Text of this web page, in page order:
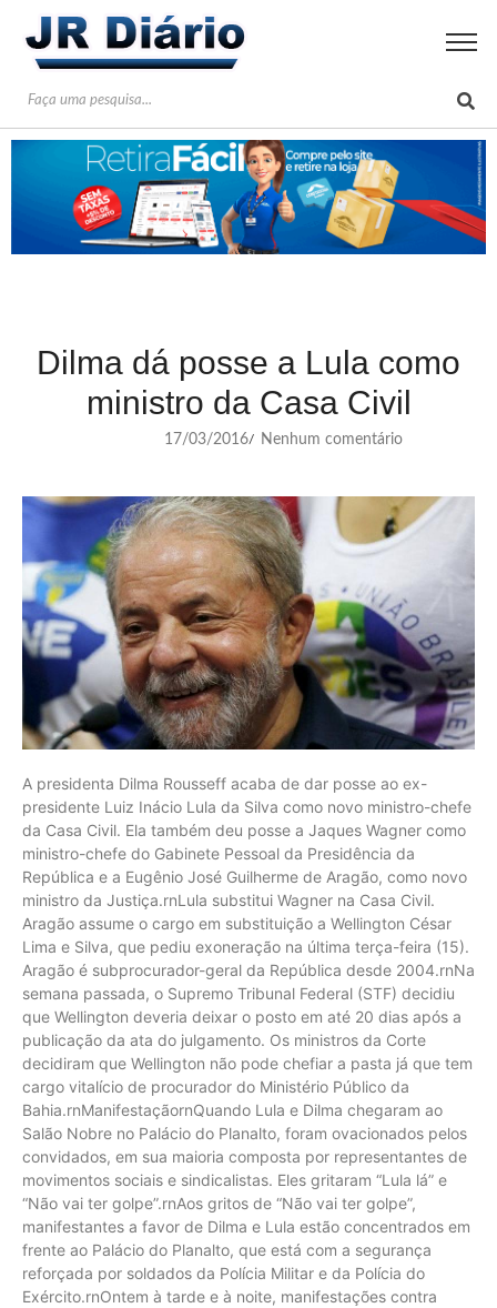
Dilma dá posse a Lula como
ministro da Casa Civil
17/03/2016/ Nenhum comentário
A presidenta Dilma Rousseff acaba de dar posse ao ex-
presidente Luiz Inácio Lula da Silva como novo ministro-chefe
da Casa Civil. Ela também deu posse a Jaques Wagner como
ministro-chefe do Gabinete Pessoal da Presidência da
República e a Eugênio José Guilherme de Aragão, como novo
ministro da Justiça.rnLula substitui Wagner na Casa Civil.
Aragão assume o cargo em substituição a Wellington César
Lima e Silva, que pediu exoneração na última terça-feira (15).
Aragão é subprocurador-geral da República desde 2004.rnNa
semana passada, o Supremo Tribunal Federal (STF) decidiu
que Wellington deveria deixar o posto em até 20 dias após a
publicação da ata do julgamento. Os ministros da Corte
decidiram que Wellington não pode chefiar a pasta já que tem
cargo vitalício de procurador do Ministério Público da
Bahia.rnManifestaçãornQuando Lula e Dilma chegaram ao
Salão Nobre no Palácio do Planalto, foram ovacionados pelos
convidados, em sua maioria composta por representantes de
movimentos sociais e sindicalistas. Eles gritaram “Lula lá” e
“Não vai ter golpe”.rnAos gritos de “Não vai ter golpe”,
manifestantes a favor de Dilma e Lula estão concentrados em
frente ao Palácio do Planalto, que está com a segurança
reforçada por soldados da Polícia Militar e da Polícia do
Exército.rnOntem à tarde e à noite, manifestações contra